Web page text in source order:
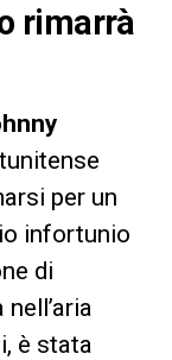
rimarrà
per un
infortunio
di
è stata